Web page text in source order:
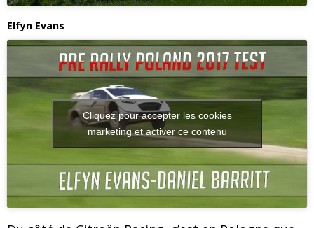
Elfyn Evans
Cliquez pour accepter les cookies
marketing et activer ce contenu